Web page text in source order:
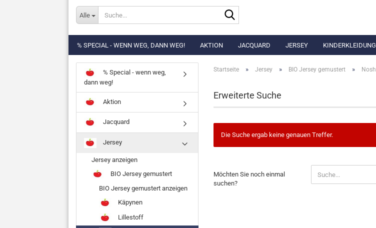
Alle
% SPECIAL - WENN WEG, DANN WEG! AKTION JACQUARD JERSEY KINDERKLEIDUNG
Startseite » Jersey » BIO Jersey gemustert » Nosh
Erweiterte Suche
Die Suche ergab keine genauen Treffer.
SIE
NOCH
Möchten Sie noch einmal
suchen?
% Special - wenn weg,
dann weg!
Aktion
Jacquard
Jersey
Jersey anzeigen
BIO Jersey gemustert
BIO Jersey gemustert anzeigen
Käpynen
Lillestoff